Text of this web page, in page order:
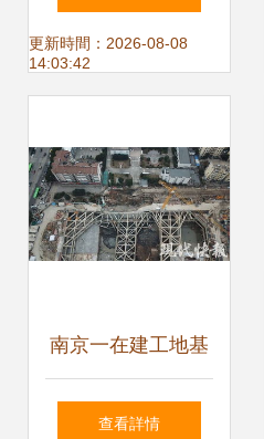
建設
更新時間：2026-08-08
14:03:42
南京一在建工地基
坑塌陷致居民緊急
查看詳情